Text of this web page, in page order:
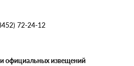
72-24-12
официальных извещений